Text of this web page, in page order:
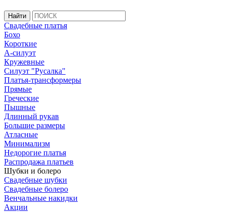
Свадебные платья
Бохо
Короткие
А-силуэт
Кружевные
Силуэт "Русалка"
Платья-трансформеры
Прямые
Греческие
Пышные
Длинный рукав
Большие размеры
Атласные
Минимализм
Недорогие платья
Распродажа платьев
Шубки и болеро
Свадебные шубки
Свадебные болеро
Венчальные накидки
Акции